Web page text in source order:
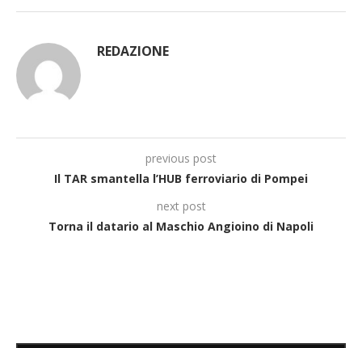
REDAZIONE
previous post
Il TAR smantella l’HUB ferroviario di Pompei
next post
Torna il datario al Maschio Angioino di Napoli